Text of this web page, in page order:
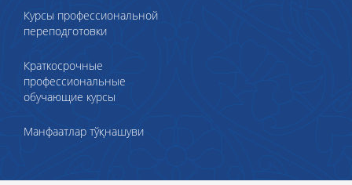
Курсы профессиональной
переподготовки
Краткосрочные
профессиональные
обучающие курсы
Манфаатлар тўқнашуви